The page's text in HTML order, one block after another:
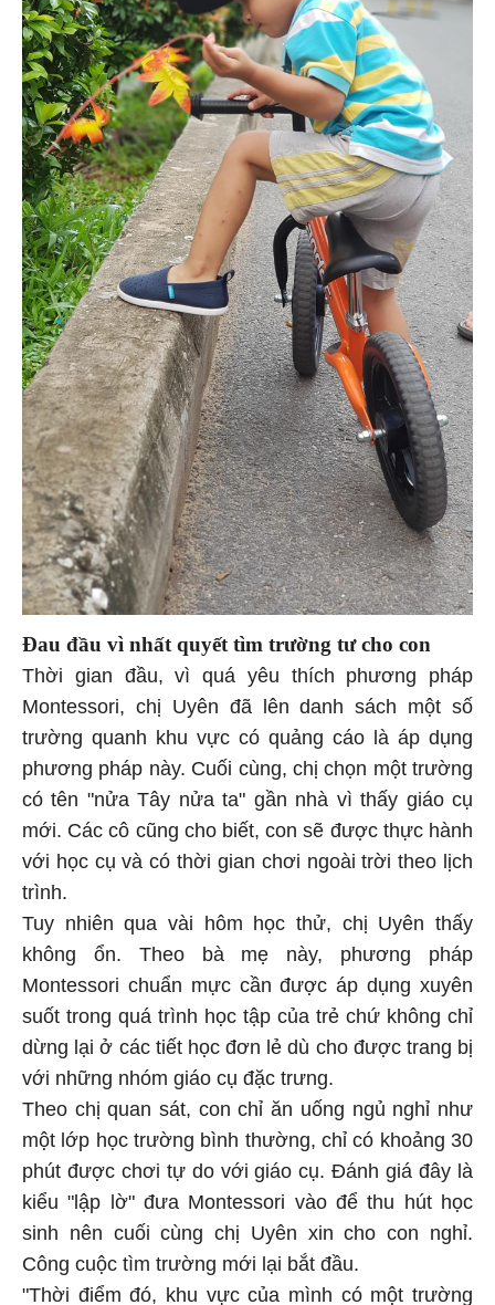
Đau đầu vì nhất quyết tìm trường tư cho con
Thời gian đầu, vì quá yêu thích phương pháp
Montessori, chị Uyên đã lên danh sách một số
trường quanh khu vực có quảng cáo là áp dụng
phương pháp này. Cuối cùng, chị chọn một trường
có tên "nửa Tây nửa ta" gần nhà vì thấy giáo cụ
mới. Các cô cũng cho biết, con sẽ được thực hành
với học cụ và có thời gian chơi ngoài trời theo lịch
trình.
Tuy nhiên qua vài hôm học thử, chị Uyên thấy
không ổn. Theo bà mẹ này, phương pháp
Montessori chuẩn mực cần được áp dụng xuyên
suốt trong quá trình học tập của trẻ chứ không chỉ
dừng lại ở các tiết học đơn lẻ dù cho được trang bị
với những nhóm giáo cụ đặc trưng.
Theo chị quan sát, con chỉ ăn uống ngủ nghỉ như
một lớp học trường bình thường, chỉ có khoảng 30
phút được chơi tự do với giáo cụ. Đánh giá đây là
kiểu "lập lờ" đưa Montessori vào để thu hút học
sinh nên cuối cùng chị Uyên xin cho con nghỉ.
Công cuộc tìm trường mới lại bắt đầu.
"Thời điểm đó, khu vực của mình có một trường